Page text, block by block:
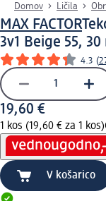
Domov Ličila
MAX FACTOR
3v1 Beige 55,
4.3 (
19,60 €
1 kos (19,60 € za 1 kos)
V košarico